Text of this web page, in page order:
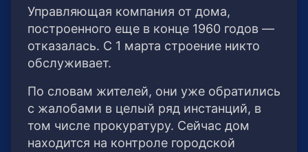
Управляющая компания от дома,
построенного еще в конце 1960 годов —
отказалась. С 1 марта строение никто
обслуживает.
По словам жителей, они уже обратились
с жалобами в целый ряд инстанций, в
том числе прокуратуру. Сейчас дом
находится на контроле городской